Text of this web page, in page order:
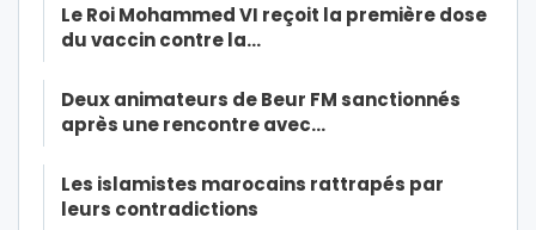
Le Roi Mohammed VI reçoit la première dose
du vaccin contre la…
Deux animateurs de Beur FM sanctionnés
après une rencontre avec…
Les islamistes marocains rattrapés par
leurs contradictions